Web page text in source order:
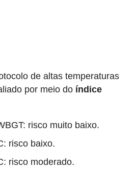
de altas temperaturas
por meio do índice
risco muito baixo.
risco baixo.
risco moderado.